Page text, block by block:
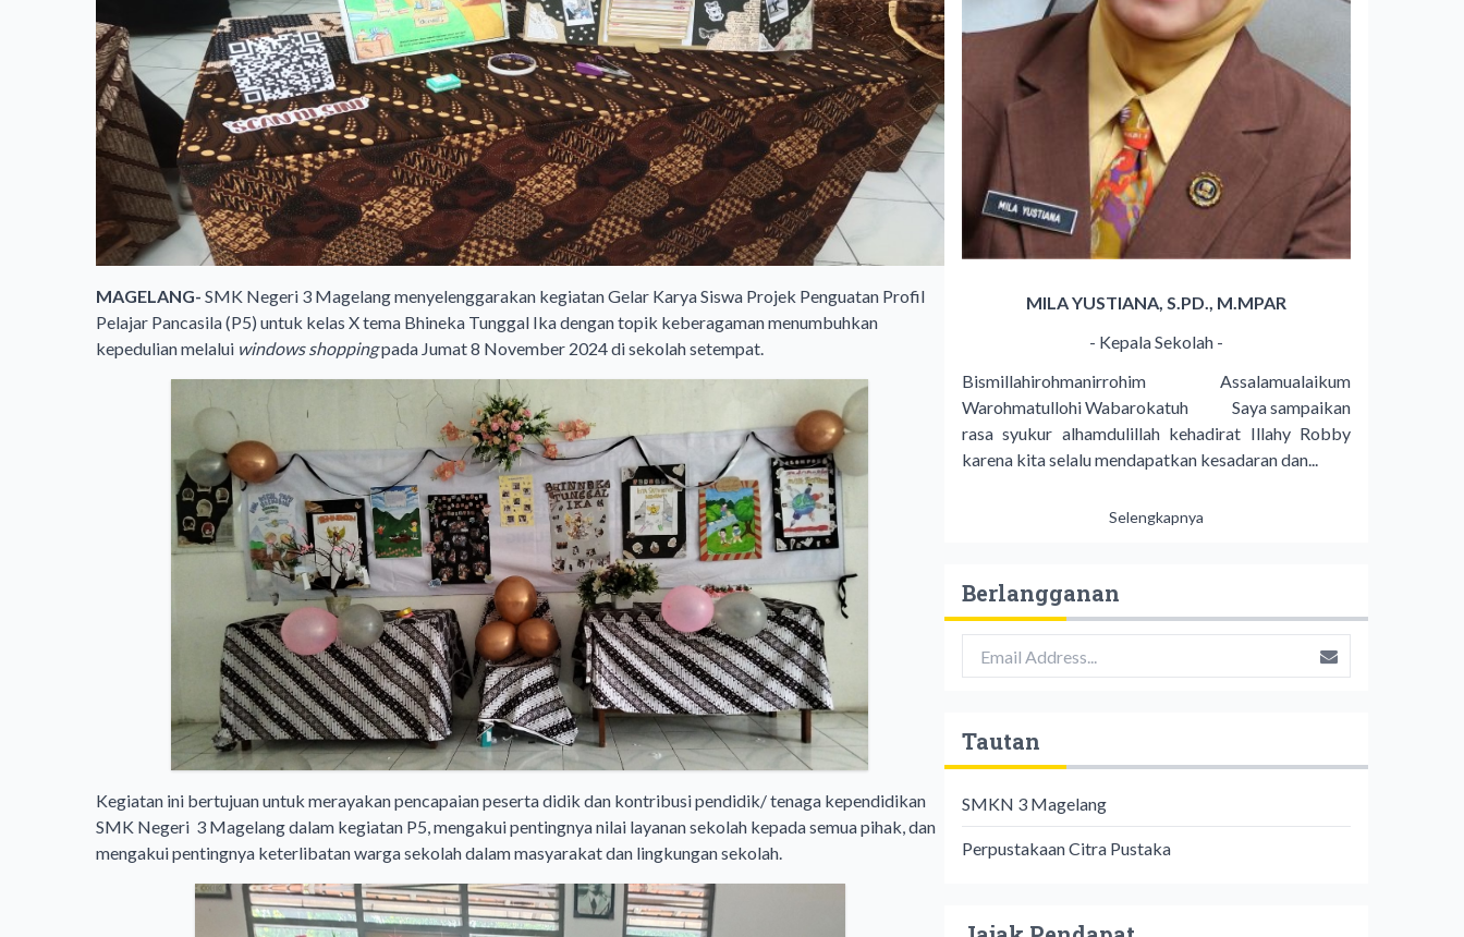
MAGELANG- SMK Negeri 3 Magelang menyelenggarakan kegiatan Gelar Karya Siswa Projek Penguatan Profil
Pelajar Pancasila (P5) untuk kelas X tema Bhineka Tunggal Ika dengan topik keberagaman menumbuhkan
kepedulian melalui windows shoppingpada Jumat 8 November 2024 di sekolah setempat.
Kegiatan ini bertujuan untuk merayakan pencapaian peserta didik dan kontribusi pendidik/ tenaga kependidikan
SMK Negeri 3 Magelang dalam kegiatan P5, mengakui pentingnya nilai layanan sekolah kepada semua pihak, dan
mengakui pentingnya keterlibatan warga sekolah dalam masyarakat dan lingkungan sekolah.
MILA YUSTIANA, S.PD., M.MPAR
- Kepala Sekolah -
Bismillahirohmanirrohim Assalamualaikum
Warohmatullohi Wabarokatuh Saya sampaikan
rasa syukur alhamdulillah kehadirat Illahy Robby
karena kita selalu mendapatkan kesadaran dan...
Selengkapnya
Berlangganan
Tautan
SMKN 3 Magelang
Perpustakaan Citra Pustaka